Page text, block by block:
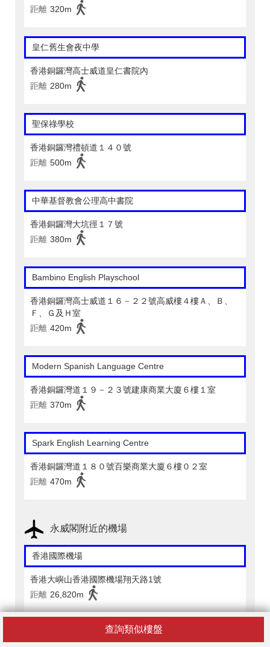
查詢類似樓盤
距離 320m
皇仁舊生會夜中學
香港銅鑼灣高士威道皇仁書院內
距離 280m
聖保祿學校
香港銅鑼灣禮頓道１４０號
距離 500m
中華基督教會公理高中書院
香港銅鑼灣大坑徑１７號
距離 380m
Bambino English Playschool
香港銅鑼灣高士威道１６－２２號高威樓４樓Ａ、Ｂ、
Ｆ、Ｇ及Ｈ室
距離 420m
Modern Spanish Language Centre
香港銅鑼灣道１９－２３號建康商業大廈６樓１室
距離 370m
Spark English Learning Centre
香港銅鑼灣道１８０號百樂商業大廈６樓０２室
距離 470m
永威閣附近的機場
香港國際機場
香港大嶼山香港國際機場翔天路1號
距離 26,820m
永威閣附近的火車站